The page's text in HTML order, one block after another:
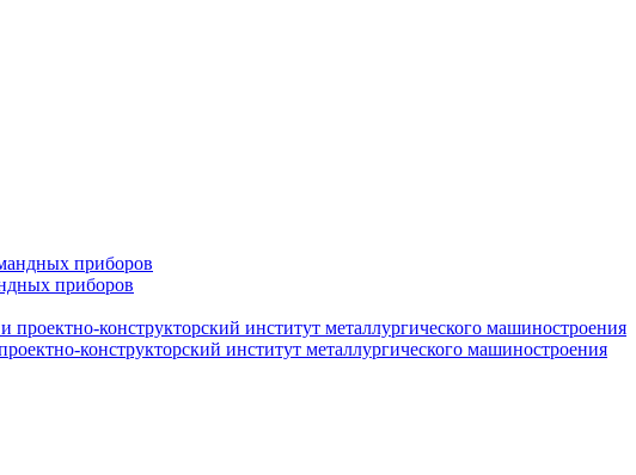
приборов
конструкторский институт металлургического машиностроения